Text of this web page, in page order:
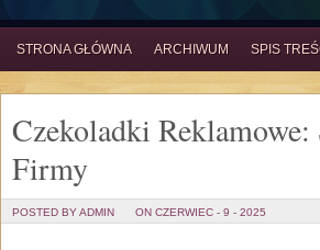
STRONA GŁÓWNA ARCHIWUM SPIS
Czekoladki
Firmy
POSTED BY ADMIN ON CZERWIEC - 9 - 2025